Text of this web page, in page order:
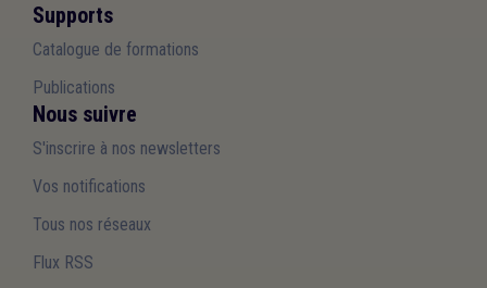
Supports
Catalogue de formations
Publications
Nous suivre
S'inscrire à nos newsletters
Vos notifications
Tous nos réseaux
Flux RSS